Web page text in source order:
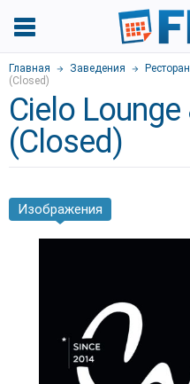
Главная Заведения
(Closed)
Cielo
(Closed)
Изображения